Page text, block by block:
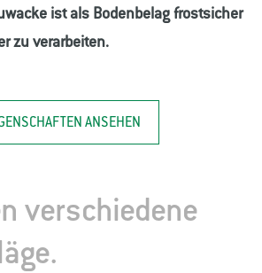
ist als Bodenbelag frostsicher
zu verarbeiten.
ANSEHEN
verschiedene